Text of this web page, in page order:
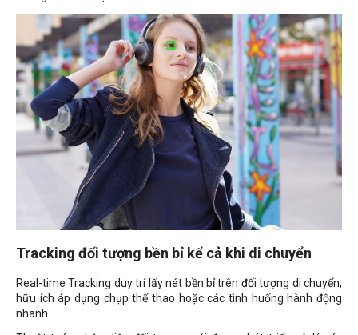
Tracking đối tượng bền bỉ kể cả khi di chuyển
Real-time Tracking duy trí lấy nét bền bỉ trên đối tượng di chuyển,
hữu ích áp dụng chụp thể thao hoặc các tình huống hành động
nhanh.